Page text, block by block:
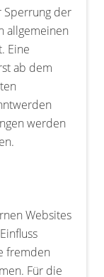
Sperrung der
allgemeinen
Eine
ab dem
werden
Websites
fremden
Für die